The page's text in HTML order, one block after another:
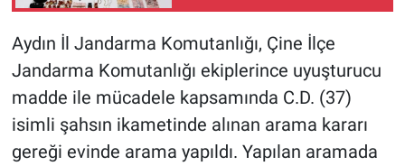
Aydın İl Jandarma Komutanlığı, Çine İlçe
Jandarma Komutanlığı ekiplerince uyuşturucu
madde ile mücadele kapsamında C.D. (37)
isimli şahsın ikametinde alınan arama kararı
gereği evinde arama yapıldı. Yapılan aramada